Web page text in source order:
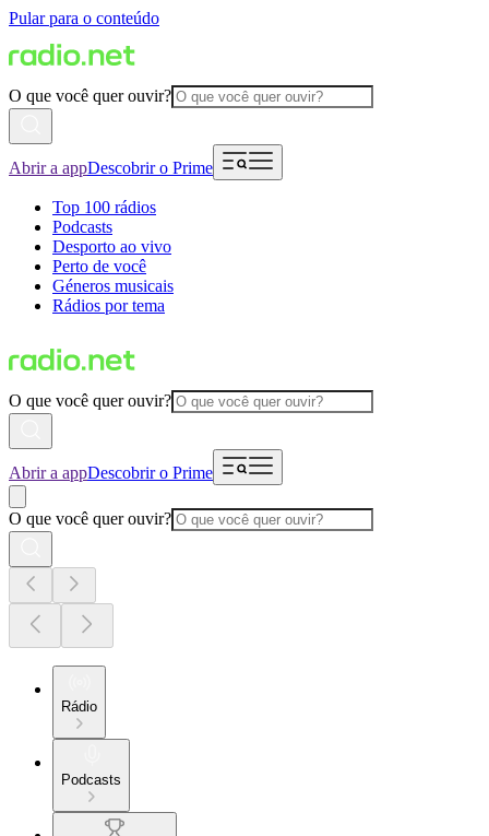
Pular para o conteúdo
O que você quer ouvir?
Abrir a appDescobrir o Prime
Top 100 rádios
Podcasts
Desporto ao vivo
Perto de você
Géneros musicais
Rádios por tema
O que você quer ouvir?
Abrir a appDescobrir o Prime
O que você quer ouvir?
Rádio
Podcasts